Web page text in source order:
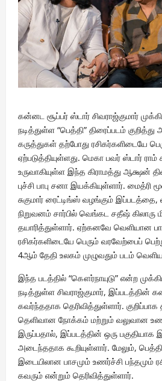
கன்னட சூப்பர் ஸ்டார் சிவராஜ்குமார்
நடித்துள்ள “பெத்தி” திரைப்படம்
கருத்துகள் தற்போது ரசிகர்களிடையே
ஏற்படுத்தியுள்ளது. மெகா பவர் ஸ்டார் ராம்
உருவாகியுள்ள இந்த கிராமத்து ஆக்ஷன்
புச்சி பாபு சனா இயக்கியுள்ளார். மைத்ரி
சுகுமார் ரைட்டிங்ஸ் வழங்கும் இப்படத்தை,
நிறுவனம் சார்பில் வெங்கட சதீஷ் கிலாரு
தயாரித்துள்ளார். ஏற்கனவே வெளியான
ரசிகர்களிடையே பெரும் வரவேற்பைப்
4ஆம் தேதி உலகம் முழுவதும் படம்
இந்த படத்தில் “கௌர்நாயுடு” என்ற
நடித்துள்ள சிவராஜ்குமார்,
கவர்ந்ததாக தெரிவித்துள்ளார். குறிப்பாக
தெளிவான நோக்கம் மற்றும் வலுவான
இருப்பதால், இப்படத்தின் ஒரு பகுதியாக
அடைந்ததாக கூறியுள்ளார். மேலும்,
இடையிலான பாசமும் உணர்ச்சி பந்தமும்
கவரும் என்றும் தெரிவித்துள்ளார்.